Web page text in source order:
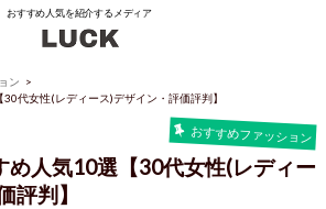
おすすめ人気を紹介するメディア
ン
代女性(レディース)デザイン・評価評判】
おすすめファッション
め人気10選【30代女性(レディー
評判】